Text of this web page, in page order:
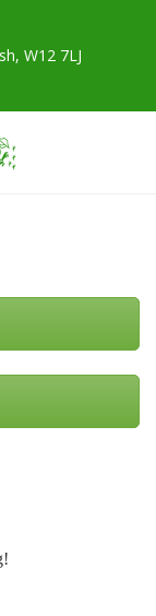
W12 7LJ